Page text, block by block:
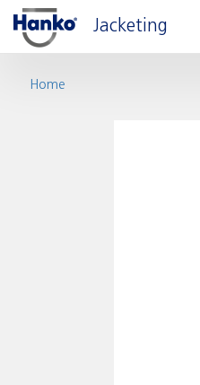
Jacketing
Home